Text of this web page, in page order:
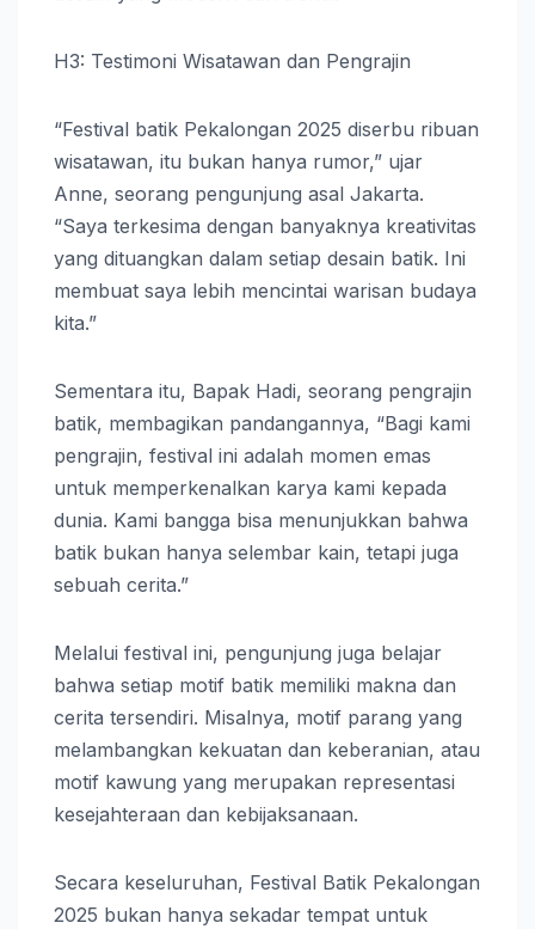
H3: Testimoni Wisatawan dan Pengrajin
“Festival batik Pekalongan 2025 diserbu ribuan
wisatawan, itu bukan hanya rumor,” ujar
Anne, seorang pengunjung asal Jakarta.
“Saya terkesima dengan banyaknya kreativitas
yang dituangkan dalam setiap desain batik. Ini
membuat saya lebih mencintai warisan budaya
kita.”
Sementara itu, Bapak Hadi, seorang pengrajin
batik, membagikan pandangannya, “Bagi kami
pengrajin, festival ini adalah momen emas
untuk memperkenalkan karya kami kepada
dunia. Kami bangga bisa menunjukkan bahwa
batik bukan hanya selembar kain, tetapi juga
sebuah cerita.”
Melalui festival ini, pengunjung juga belajar
bahwa setiap motif batik memiliki makna dan
cerita tersendiri. Misalnya, motif parang yang
melambangkan kekuatan dan keberanian, atau
motif kawung yang merupakan representasi
kesejahteraan dan kebijaksanaan.
Secara keseluruhan, Festival Batik Pekalongan
2025 bukan hanya sekadar tempat untuk